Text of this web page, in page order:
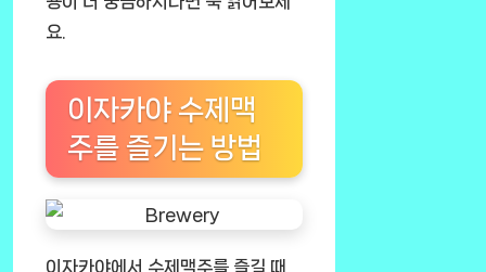
요.
이자카야 수제맥
주를 즐기는 방법
이자카야에서 수제맥주를 즐길 때